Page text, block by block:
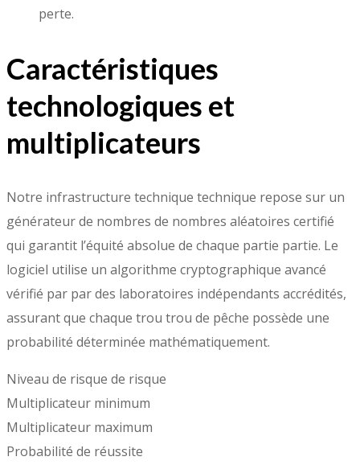
perte.
Caractéristiques
technologiques et
multiplicateurs
Notre infrastructure technique technique repose sur un
générateur de nombres de nombres aléatoires certifié
qui garantit l’équité absolue de chaque partie partie. Le
logiciel utilise un algorithme cryptographique avancé
vérifié par par des laboratoires indépendants accrédités,
assurant que chaque trou trou de pêche possède une
probabilité déterminée mathématiquement.
Niveau de risque de risque
Multiplicateur minimum
Multiplicateur maximum
Probabilité de réussite